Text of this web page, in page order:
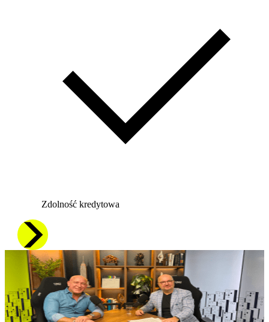
Zdolność kredytowa